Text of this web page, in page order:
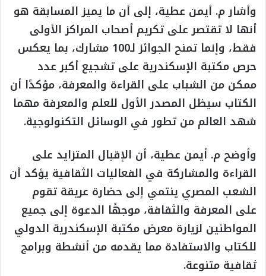
وأشار م. أيمن عطية، إلى أن ما يميز المسابقة هو
أنها لا تقتصر على تكريم أصحاب المراكز الأولى
فقط، وإنما تمنح الجوائز لـ100 مشارك، بما يعكس
حرص مكتبة الإسكندرية على تشجيع أكبر عدد
ممكن من الشباب على القراءة والمعرفة، مؤكدًا أن
الكتاب سيظل المصدر الأول للعلم والمعرفة مهما
شهد العالم من تطور في الوسائل التكنولوجية.
وأوضح م. أيمن عطية، أن الإقبال المتزايد على
القراءة والمشاركة في الفعاليات الثقافية يؤكد أن
الشعب المصري ينتمي إلى حضارة عريقة تقوم
على المعرفة والثقافة، موجهًا الدعوة إلى جميع
المواطنين لزيارة معرض مكتبة الإسكندرية الدولي
للكتاب والاستفادة مما يقدمه من أنشطة وبرامج
ثقافية متنوعة.